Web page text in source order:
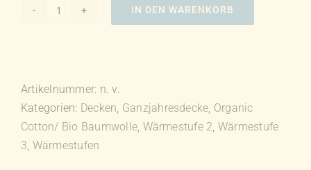
Organic
IN DEN WARENKORB
Artikelnummer: n. v.
Kategorien: Decken Ganzjahresdecke Organic
Cotton/ Bio Baumwolle Wärmestufe 2 Wärmestufe
3 Wärmestufen